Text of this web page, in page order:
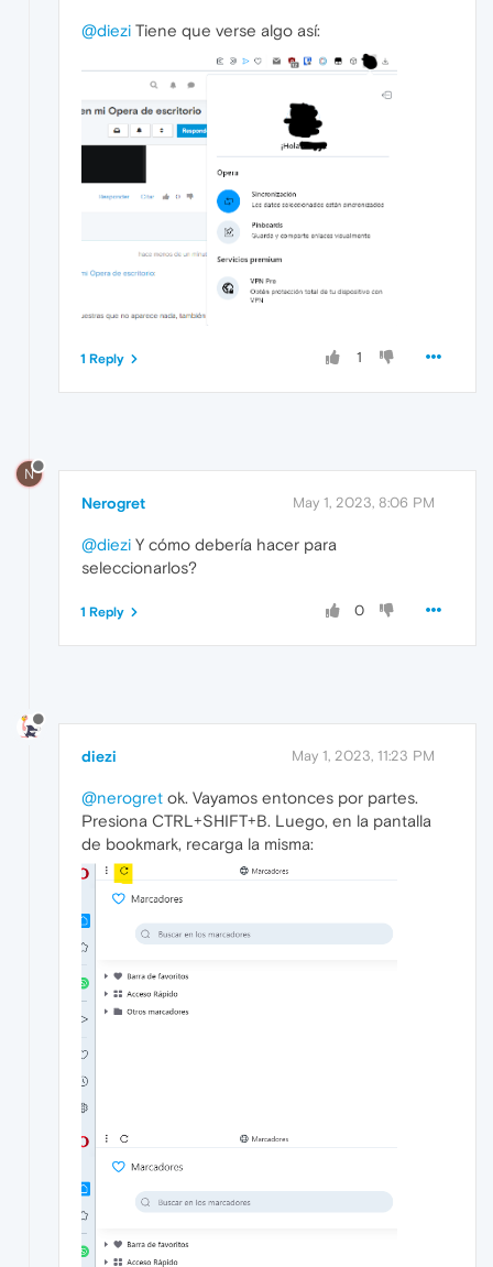
@diezi Tiene que verse algo así:
1
1 Reply
N
Nerogret May 1, 2023, 8:06 PM
@diezi Y cómo debería hacer para
seleccionarlos?
0
1 Reply
diezi May 1, 2023, 11:23 PM
@nerogret ok. Vayamos entonces por partes.
Presiona CTRL+SHIFT+B. Luego, en la pantalla
de bookmark, recarga la misma: